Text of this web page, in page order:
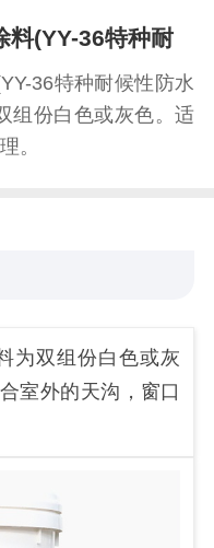
料(YY-36特种耐
36特种耐候性防水
组份白色或灰色。适
。
为双组份白色或灰
室外的天沟，窗口